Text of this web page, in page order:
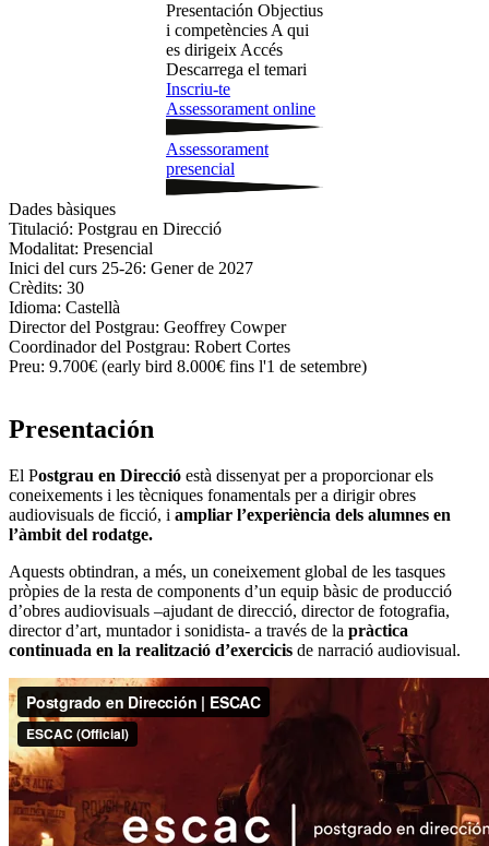
Presentación Objectius
i competències A qui
es dirigeix Accés
Descarrega el temari
Inscriu-te
Assessorament online
Assessorament
presencial
Dades bàsiques
Titulació: Postgrau en Direcció
Modalitat: Presencial
Inici del curs 25-26: Gener de 2027
Crèdits: 30
Idioma: Castellà
Director del Postgrau: Geoffrey Cowper
Coordinador del Postgrau: Robert Cortes
Preu: 9.700€ (early bird 8.000€ fins l'1 de setembre)
Presentación
El Postgrau en Direcció està dissenyat per a proporcionar els
coneixements i les tècniques fonamentals per a dirigir obres
audiovisuals de ficció, i ampliar l’experiència dels alumnes en
l’àmbit del rodatge.
Aquests obtindran, a més, un coneixement global de les tasques
pròpies de la resta de components d’un equip bàsic de producció
d’obres audiovisuals –ajudant de direcció, director de fotografia,
director d’art, muntador i sonidista- a través de la pràctica
continuada en la realització d’exercicis de narració audiovisual.